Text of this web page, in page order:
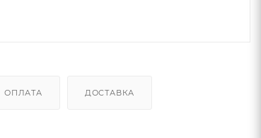
ОПЛАТА ДОСТАВКА